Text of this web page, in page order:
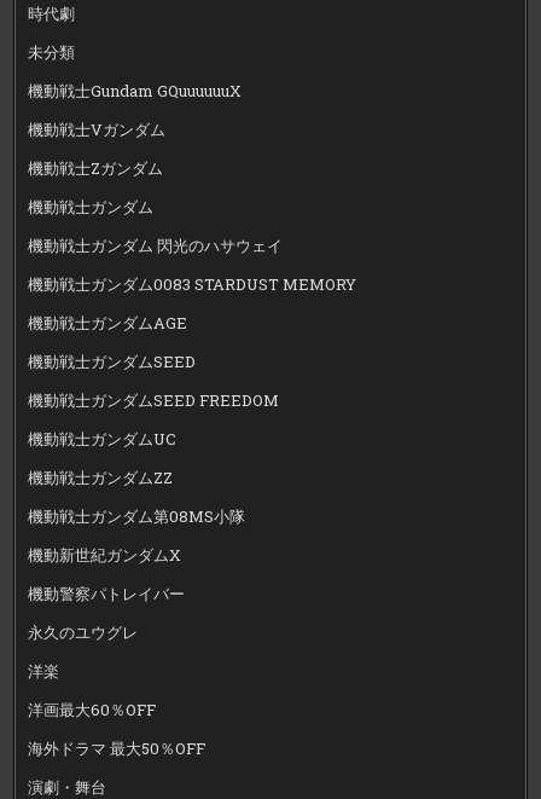
時代劇
未分類
機動戦士Gundam GQuuuuuuX
機動戦士Vガンダム
機動戦士Zガンダム
機動戦士ガンダム
機動戦士ガンダム 閃光のハサウェイ
機動戦士ガンダム0083 STARDUST MEMORY
機動戦士ガンダムAGE
機動戦士ガンダムSEED
機動戦士ガンダムSEED FREEDOM
機動戦士ガンダムUC
機動戦士ガンダムZZ
機動戦士ガンダム第08MS小隊
機動新世紀ガンダムX
機動警察パトレイバー
永久のユウグレ
洋楽
洋画最大60％OFF
海外ドラマ 最大50％OFF
演劇・舞台